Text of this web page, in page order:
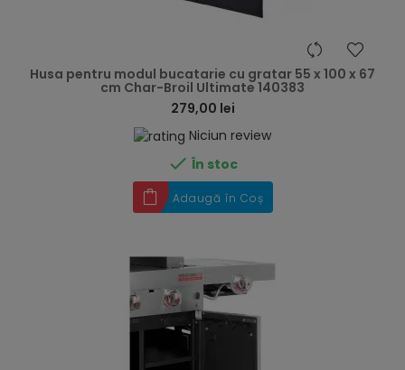
Husa pentru modul bucatarie cu gratar 55 x 100 x 67
cm Char-Broil Ultimate 140383
279,00 lei
Niciun review
 În stoc
Adaugă în Coș